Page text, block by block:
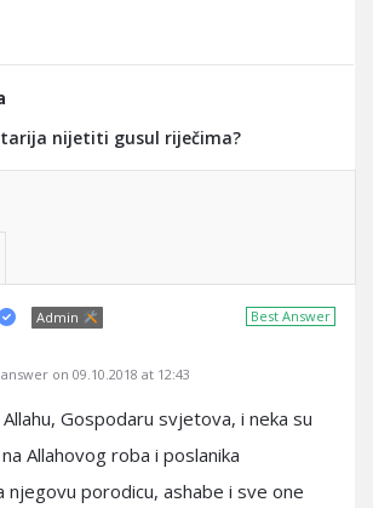
nijetiti gusul riječima?
Best Answer
Admin
on 09.10.2018 at 12:43
Gospodaru svjetova, i neka su
Allahovog roba i poslanika
njegovu porodicu, ashabe i sve one